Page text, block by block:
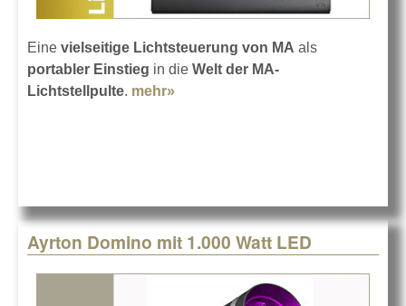
Eine vielseitige Lichtsteuerung von MA als
portabler Einstieg in die Welt der MA-
Lichtstellpulte. mehr»
Ayrton Domino mit 1.000 Watt LED